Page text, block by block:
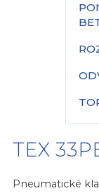
TEX
Pneumatické